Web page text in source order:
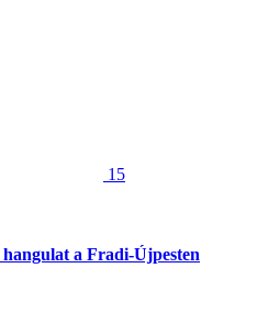
15
hangulat a Fradi-Újpesten